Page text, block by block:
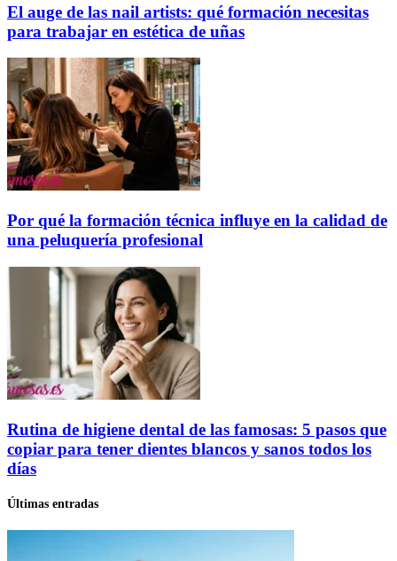
El auge de las nail artists: qué formación necesitas
para trabajar en estética de uñas
Por qué la formación técnica influye en la calidad de
una peluquería profesional
Rutina de higiene dental de las famosas: 5 pasos que
copiar para tener dientes blancos y sanos todos los
días
Últimas entradas